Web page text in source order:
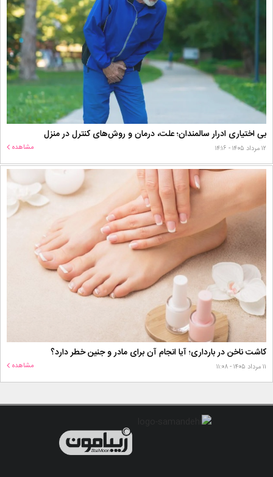
بی اختیاری ادرار سالمندان؛ علت، درمان و روش‌های کنترل در منزل
۱۲ مرداد ۱۴۰۵ - ۱۴:۱۶ مشاهده
کاشت ناخن در بارداری؛ آیا انجام آن برای مادر و جنین خطر دارد؟
۱۱ مرداد ۱۴۰۵ - ۱۱:۰۸ مشاهده